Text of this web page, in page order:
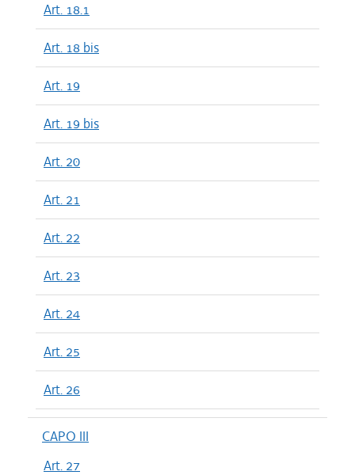
Art. 18.1
Art. 18 bis
Art. 19
Art. 19 bis
Art. 20
Art. 21
Art. 22
Art. 23
Art. 24
Art. 25
Art. 26
CAPO III
Art. 27